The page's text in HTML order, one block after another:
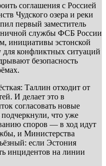
соглашения с Россией
Чудского озера и реки
первый заместитель
службы ФСБ России
инициативы эстонской
конфликтных ситуаций
безопасность
Таллин отходит от
И делает это в
согласовать новые
что уже
споров — в ход идут
и Министерства
если Эстония
инцидентов на линии